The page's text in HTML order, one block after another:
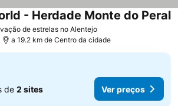
de estrelas no Alentejo
- Herdade Monte do Peral
a 19.2 km de Centro da cidade
de 2 sites Ver preços